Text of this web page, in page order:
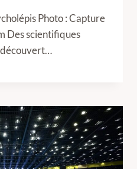
Photo : Capture
Des scientifiques